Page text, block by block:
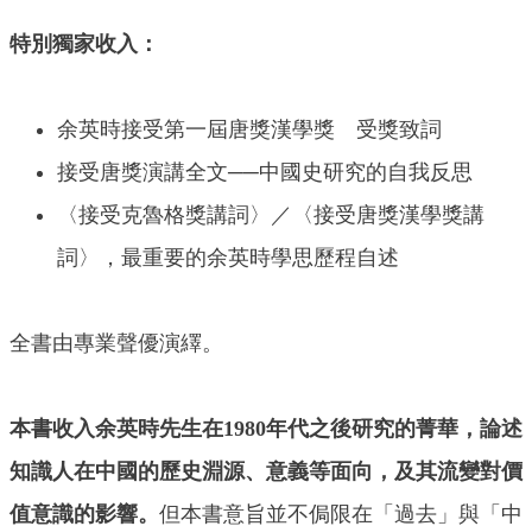
特別獨家收入：
余英時接受第一屆唐獎漢學獎 受獎致詞
接受唐獎演講全文──中國史研究的自我反思
〈接受克魯格獎講詞〉／〈接受唐獎漢學獎講
詞〉，最重要的余英時學思歷程自述
全書由專業聲優演繹。
本書收入余英時先生在1980年代之後研究的菁華，論述
知識人在中國的歷史淵源、意義等面向，及其流變對價
值意識的影響。 但本書意旨並不侷限在「過去」與「中